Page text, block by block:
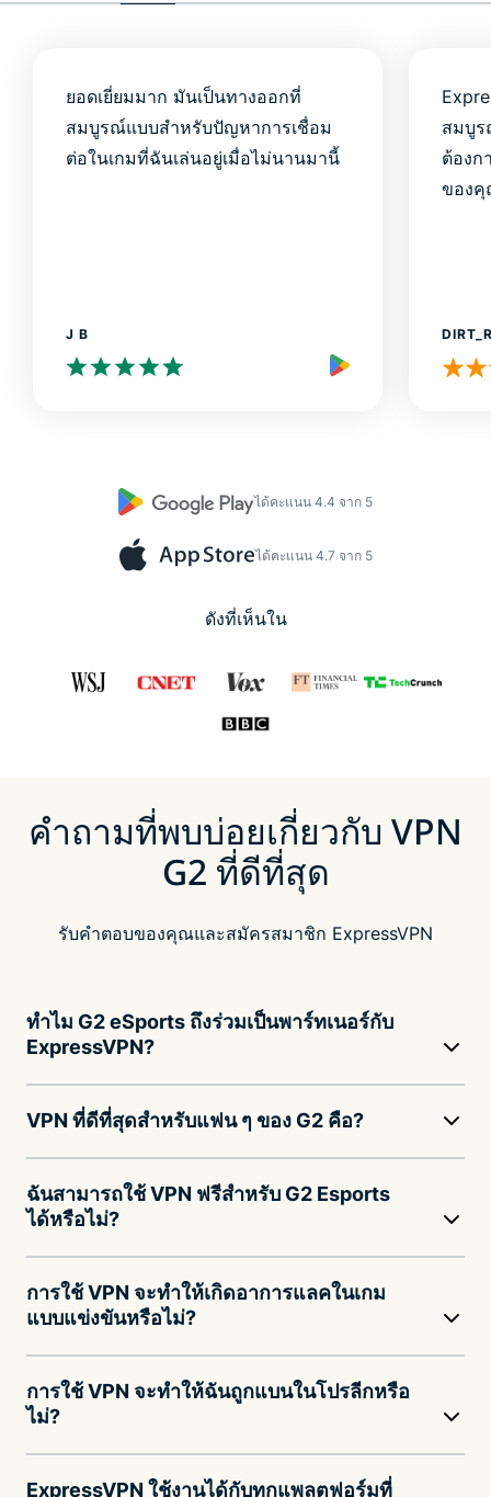
ยอดเยี่ยมมาก มันเป็นทางออกที่
สมบูรณ์แบบสำหรับปัญหาการเชื่อม
ต่อในเกมที่ฉันเล่นอยู่เมื่อไม่นานมานี้
J B
สมบู
ต้องก
ของ
ได้คะแนน 4.4 จาก 5
ได้คะแนน 4.7 จาก 5
ดังที่เห็นใน
คำถามที่พบบ่อยเกี่ยวกับ VPN
G2 ที่ดีที่สุด
รับคำตอบของคุณและสมัครสมาชิก ExpressVPN
ทำไม G2 eSports ถึงร่วมเป็นพาร์ทเนอร์กับ
ExpressVPN?
VPN ที่ดีที่สุดสำหรับแฟน ๆ ของ G2 คือ?
ฉันสามารถใช้ VPN ฟรีสำหรับ G2 Esports
ได้หรือไม่?
การใช้ VPN จะทำให้เกิดอาการแลคในเกม
แบบแข่งขันหรือไม่?
การใช้ VPN จะทำให้ฉันถูกแบนในโปรลีกหรือ
ไม่?
ExpressVPN ใช้งานได้กับทุกแพลตฟอร์มที่